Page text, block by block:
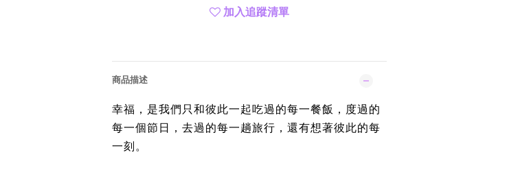
加入追蹤清單
商品描述
幸福，是我們只和彼此一起吃過的每一餐飯，度過的
每一個節日，去過的每一趟旅行，還有想著彼此的每
一刻。